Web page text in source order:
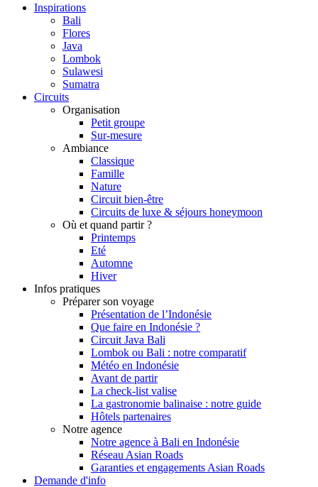
Inspirations
Bali
Flores
Java
Lombok
Sulawesi
Sumatra
Circuits
Organisation
Petit groupe
Sur-mesure
Ambiance
Classique
Famille
Nature
Circuit bien-être
Circuits de luxe & séjours honeymoon
Où et quand partir ?
Printemps
Eté
Automne
Hiver
Infos pratiques
Préparer son voyage
Présentation de l’Indonésie
Que faire en Indonésie ?
Circuit Java Bali
Lombok ou Bali : notre comparatif
Météo en Indonésie
Avant de partir
La check-list valise
La gastronomie balinaise : notre guide
Hôtels partenaires
Notre agence
Notre agence à Bali en Indonésie
Réseau Asian Roads
Garanties et engagements Asian Roads
Demande d'info